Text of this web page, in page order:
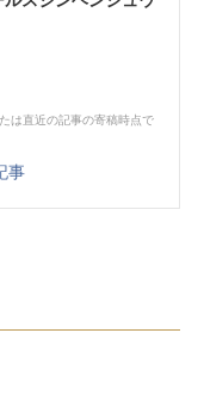
は直近の記事の寄稿時点で
事